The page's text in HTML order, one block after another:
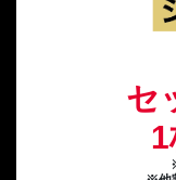
セ